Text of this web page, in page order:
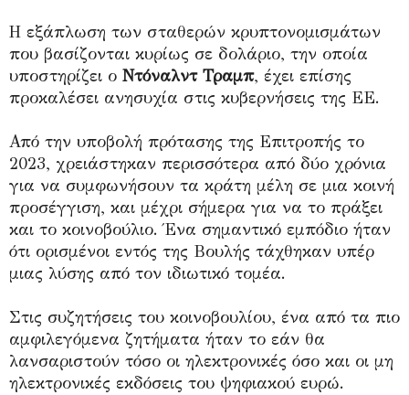
Η εξάπλωση των σταθερών κρυπτονομισμάτων
που βασίζονται κυρίως σε δολάριο, την οποία
υποστηρίζει ο Ντόναλντ Τραμπ, έχει επίσης
προκαλέσει ανησυχία στις κυβερνήσεις της ΕΕ.
Από την υποβολή πρότασης της Επιτροπής το
2023, χρειάστηκαν περισσότερα από δύο χρόνια
για να συμφωνήσουν τα κράτη μέλη σε μια κοινή
προσέγγιση, και μέχρι σήμερα για να το πράξει
και το κοινοβούλιο. Ένα σημαντικό εμπόδιο ήταν
ότι ορισμένοι εντός της Βουλής τάχθηκαν υπέρ
μιας λύσης από τον ιδιωτικό τομέα.
Στις συζητήσεις του κοινοβουλίου, ένα από τα πιο
αμφιλεγόμενα ζητήματα ήταν το εάν θα
λανσαριστούν τόσο οι ηλεκτρονικές όσο και οι μη
ηλεκτρονικές εκδόσεις του ψηφιακού ευρώ.